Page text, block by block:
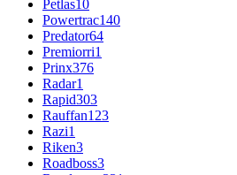
Petlas10
Powertrac140
Predator64
Premiorri1
Prinx376
Radar1
Rapid303
Rauffan123
Razi1
Riken3
Roadboss3